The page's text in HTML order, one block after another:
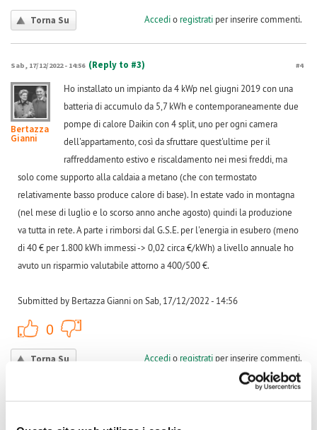
Torna Su Accedio registratiper inserire commenti.
Sab, 17/12/2022 - 14:56 (Reply to #3) #4
Bertazza
Gianni
Ho installato un impianto da 4 kWp nel giugni 2019 con una
batteria di accumulo da 5,7 kWh e contemporaneamente due
pompe di calore Daikin con 4 split, uno per ogni camera
dell'appartamento, così da sfruttare quest'ultime per il
raffreddamento estivo e riscaldamento nei mesi freddi, ma
solo come supporto alla caldaia a metano (che con termostato
relativamente basso produce calore di base). In estate vado in montagna
(nel mese di luglio e lo scorso anno anche agosto) quindi la produzione
va tutta in rete. A parte i rimborsi dal G.S.E. per l'energia in esubero (meno
di 40 € per 1.800 kWh immessi -> 0,02 circa €/kWh) a livello annuale ho
avuto un risparmio valutabile attorno a 400/500 €.
Submitted by Bertazza Gianni on Sab, 17/12/2022 - 14:56
0
Torna Su Accedio registratiper inserire commenti.
Lun, 03/07/2023 - 15:27 #5
Buongiorno, sono proprietario di un impianto da